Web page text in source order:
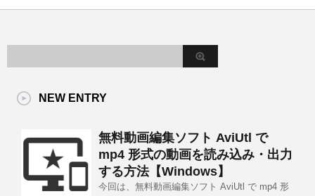
NEW ENTRY
無料動画編集ソフト AviUtl で
mp4 形式の動画を読み込み・出力
する方法【Windows】
今回は、無料動画編集ソフト AviUtl で mp4 形